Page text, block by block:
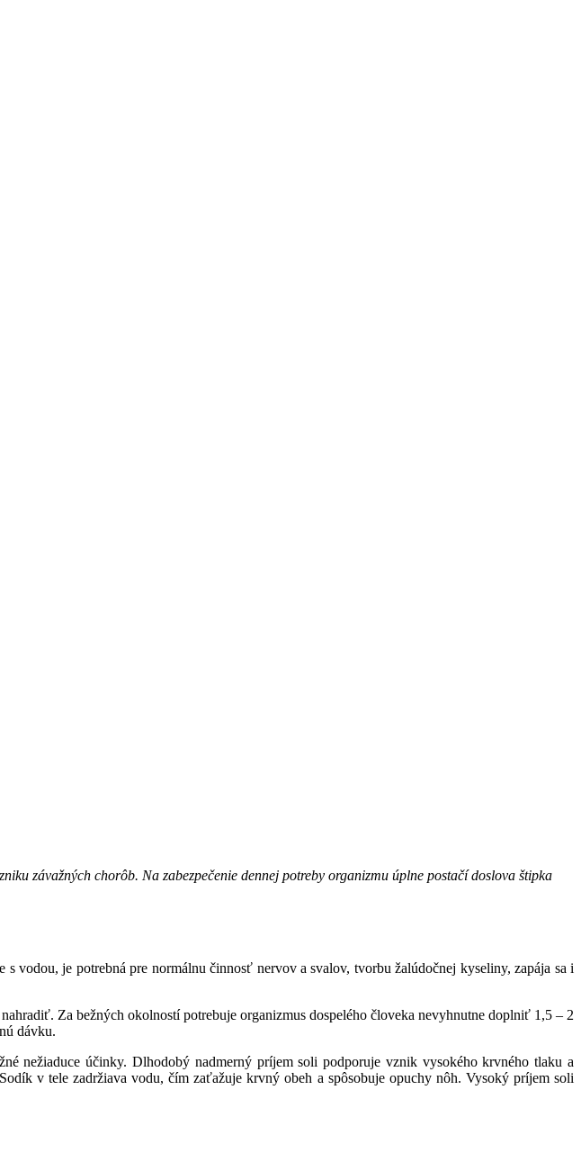
závažných chorôb. Na zabezpečenie dennej potreby organizmu úplne postačí doslova štipka
vodou, je potrebná pre normálnu činnosť nervov a svalov, tvorbu žalúdočnej kyseliny, zapája sa i
Za bežných okolností potrebuje organizmus dospelého človeka nevyhnutne doplniť 1,5 – 2
dávku.
nežiaduce účinky. Dlhodobý nadmerný príjem soli podporuje vznik vysokého krvného tlaku a
v tele zadržiava vodu, čím zaťažuje krvný obeh a spôsobuje opuchy nôh. Vysoký príjem soli